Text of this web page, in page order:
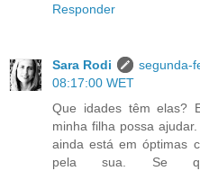
Responder
Sara Rodi
segunda-
08:17:00 WET
Que idades têm elas?
minha filha possa
ainda está em óptimas
pela sua. Se